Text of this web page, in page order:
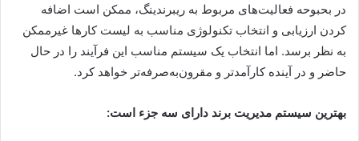
در بحبوحه فعالیت‌های مربوط به ریبرندینگ، ممکن است اضافه
کردن ارزیابی و انتخاب تکنولوژی مناسب به لیست کارها غیرممکن
به نظر برسد. اما انتخاب یک سیستم مناسب این فرآیند را در حال
حاضر و در آینده کارآمدتر و مقرون‌به‌صرفه‌تر خواهد کرد.
بهترین سیستم مدیریت برند دارای سه جزء است: